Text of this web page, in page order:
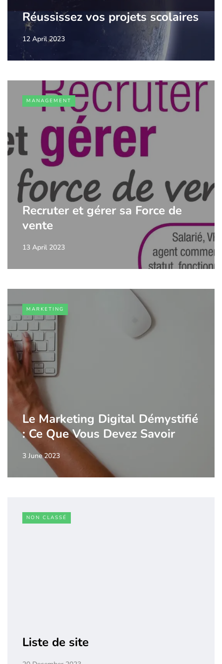
Réussissez vos projets scolaires
12 April 2023
MANAGEMENT
Recruter et gérer sa Force de
vente
13 April 2023
MARKETING
Le Marketing Digital Démystifié
: Ce Que Vous Devez Savoir
3 June 2023
NON CLASSÉ
Liste de site